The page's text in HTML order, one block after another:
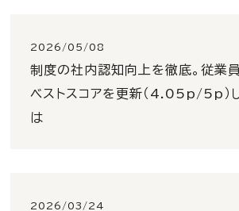
2026/05/08
制度の社内認知向上を徹底。従業
ベストスコアを更新（4.05p/5p）
は
2026/03/24